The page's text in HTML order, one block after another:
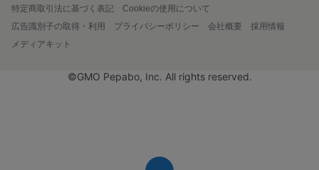
特定商取引法に基づく表記
Cookieの使用について
広告識別子の取得・利用
プライバシーポリシー 会社概要
採用情報
メディアキット
©GMO Pepabo, Inc. All rights reserved.